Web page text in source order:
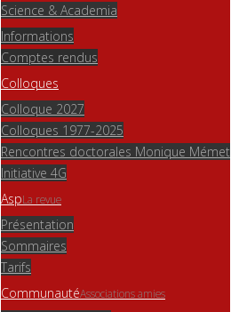
Science & Academia
Informations
Comptes rendus
Colloques
Colloque 2027
Colloques 1977-2025
Rencontres doctorales Monique Mémet
Initiative 4G
AspLa revue
Présentation
Sommaires
Tarifs
CommunautéAssociations amies